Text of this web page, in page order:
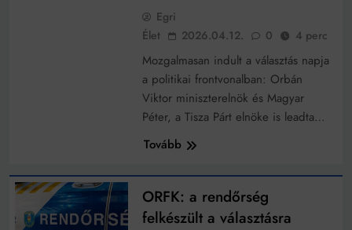
Egri
Élet
2026.04.12. 0 4 perc
Mozgalmasan indult a választás napja
a politikai frontvonalban: Orbán
Viktor miniszterelnök és Magyar
Péter, a Tisza Párt elnöke is leadta…
Tovább
ORFK: a rendőrség
felkészült a választásra